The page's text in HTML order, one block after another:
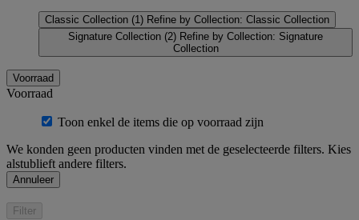
Classic Collection (1) Refine by Collection: Classic Collection
Signature Collection (2) Refine by Collection: Signature
Collection
Voorraad
Voorraad
Toon enkel de items die op voorraad zijn
We konden geen producten vinden met de geselecteerde filters. Kies
alstublieft andere filters.
Annuleer
Filter